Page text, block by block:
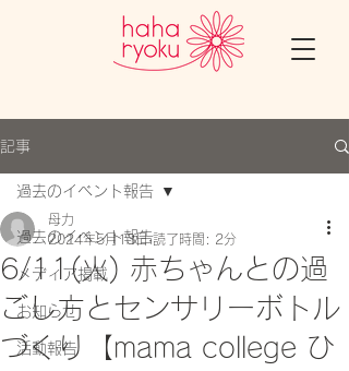
記事
過去のイベント報告
メディア掲載
お知らせ
活動報告
過去のイベント報告
6/11(火) 赤ちゃんとの過
ごし方とセンサリーボトル
づくり【mama college ひ
母力
2024年5月13日 読了時間: 2分